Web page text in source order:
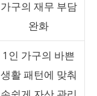
가구의 재무 부담
완화
1인 가구의 바쁜
생활 패턴에 맞춰